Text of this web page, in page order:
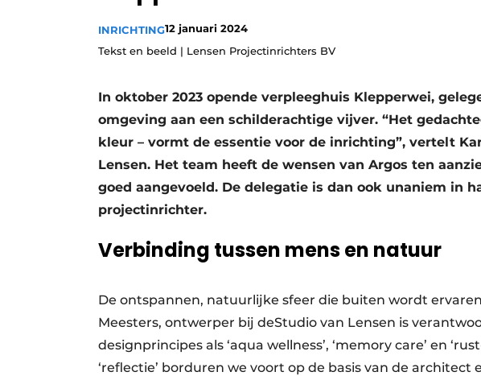
Vacature aanmelden
Video’s
INRICHTING12 januari 2024
Tekst en beeld | Lensen Projectinrichters BV
In oktober 2023 opende verpleeghuis Klepperwei,
omgeving aan een schilderachtige vijver. “Het
kleur – vormt de essentie voor de inrichting”, vertelt
Lensen. Het team heeft de wensen van Argos ten
goed aangevoeld. De delegatie is dan ook unaniem in
projectinrichter.
Verbinding tussen mens en natuur
De ontspannen, natuurlijke sfeer die buiten wordt
Meesters, ontwerper bij deStudio van Lensen is
designprincipes als ‘aqua wellness’, ‘memory care’ en
‘reflectie’ borduren we voort op de basis van de